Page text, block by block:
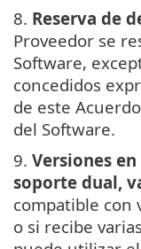
8. Reserva de
Proveedor se
Software,
concedidos
de este
del Software.
9. Versiones
soporte dual,
compatible con
o si recibe